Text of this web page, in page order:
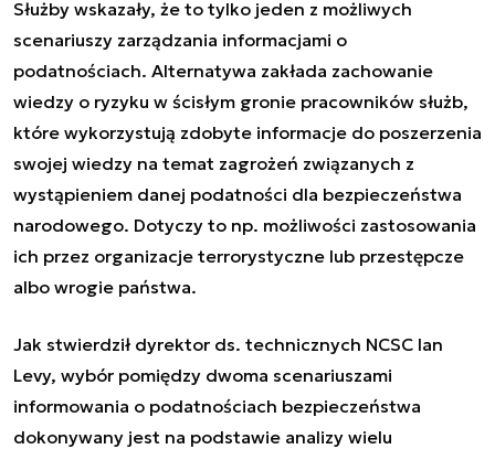
Służby wskazały, że to tylko jeden z możliwych
scenariuszy zarządzania informacjami o
podatnościach. Alternatywa zakłada zachowanie
wiedzy o ryzyku w ścisłym gronie pracowników służb,
które wykorzystują zdobyte informacje do poszerzenia
swojej wiedzy na temat zagrożeń związanych z
wystąpieniem danej podatności dla bezpieczeństwa
narodowego. Dotyczy to np. możliwości zastosowania
ich przez organizacje terrorystyczne lub przestępcze
albo wrogie państwa.
Jak stwierdził dyrektor ds. technicznych NCSC Ian
Levy, wybór pomiędzy dwoma scenariuszami
informowania o podatnościach bezpieczeństwa
dokonywany jest na podstawie analizy wielu